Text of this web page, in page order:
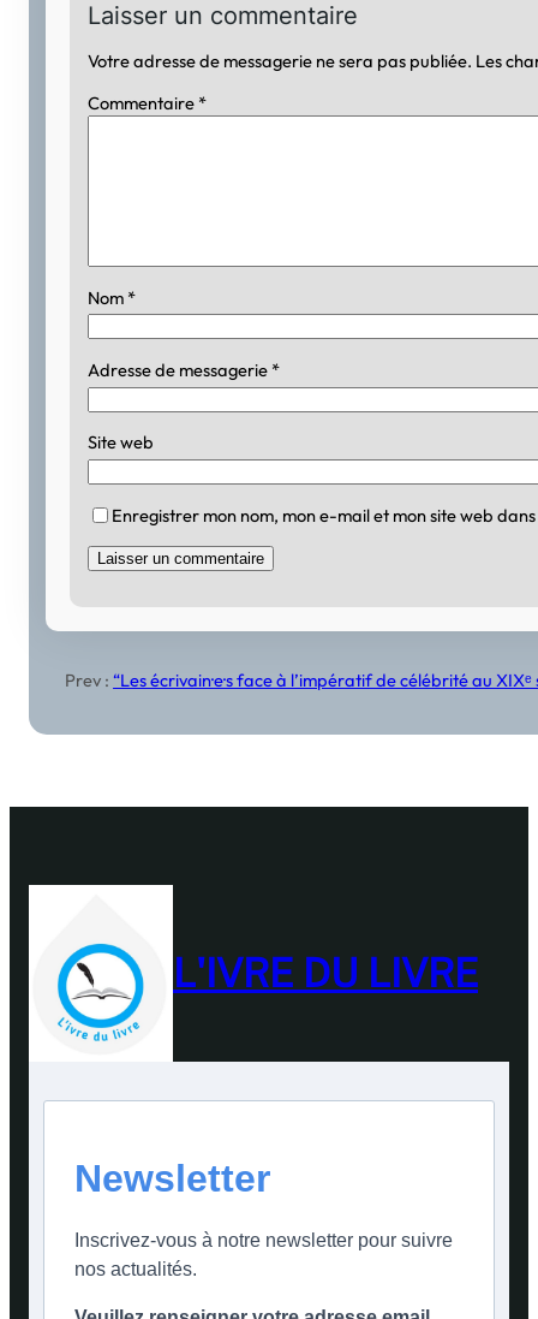
Laisser un commentaire
Votre adresse de messagerie ne sera pas publiée. Les
Commentaire *
Nom *
Adresse de messagerie *
Site web
Enregistrer mon nom, mon e-mail et mon site web
Prev :“Les écrivain·e·s face à l’impératif de célébrité au
L'IVRE DU LIVRE
Newsletter
Inscrivez-vous à notre newsletter pour suivre
nos actualités.